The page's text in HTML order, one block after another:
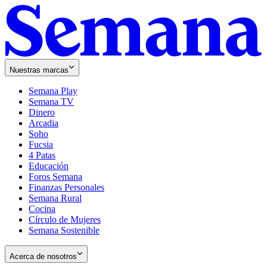
Nuestras marcas
Semana Play
Semana TV
Dinero
Arcadia
Soho
in
new
window
Fucsia
in
new
window
4 Patas
Educación
Foros Semana
Finanzas Personales
Semana Rural
Cocina
Círculo de Mujeres
Semana Sostenible
Acerca de nosotros